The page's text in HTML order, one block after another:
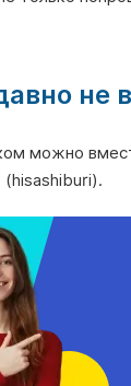
не
можно
(hisashiburi).